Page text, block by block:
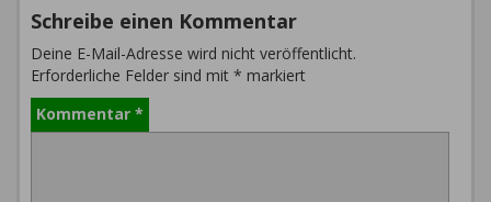
Schreibe einen Kommentar
Deine E-Mail-Adresse wird nicht veröffentlicht.
Erforderliche Felder sind mit * markiert
Kommentar *